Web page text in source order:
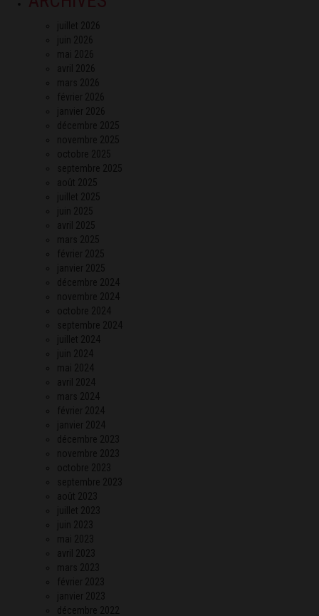
juillet 2026
juin 2026
mai 2026
avril 2026
mars 2026
février 2026
janvier 2026
décembre 2025
novembre 2025
octobre 2025
septembre 2025
août 2025
juillet 2025
juin 2025
avril 2025
mars 2025
février 2025
janvier 2025
décembre 2024
novembre 2024
octobre 2024
septembre 2024
juillet 2024
juin 2024
mai 2024
avril 2024
mars 2024
février 2024
janvier 2024
décembre 2023
novembre 2023
octobre 2023
septembre 2023
août 2023
juillet 2023
juin 2023
mai 2023
avril 2023
mars 2023
février 2023
janvier 2023
décembre 2022